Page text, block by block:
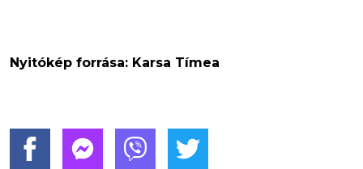
Nyitókép forrása: Karsa Tímea